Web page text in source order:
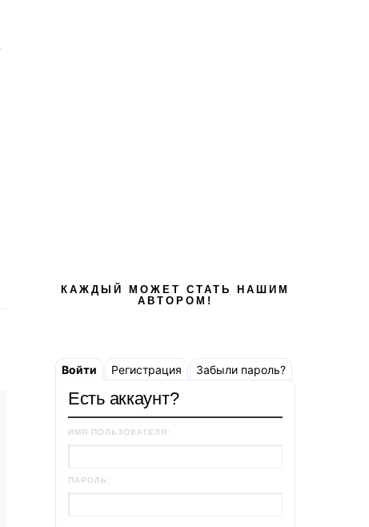
КАЖДЫЙ МОЖЕТ СТАТЬ НАШИМ
АВТОРОМ!
Войти Регистрация Забыли пароль?
Есть аккаунт?
ИМЯ ПОЛЬЗОВАТЕЛЯ:
ПАРОЛЬ: